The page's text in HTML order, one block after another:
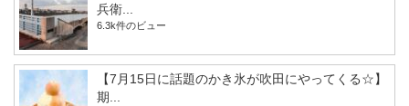
兵衛...
6.3k件のビュー
【7月15日に話題のかき氷が吹田にやってくる☆】
期...